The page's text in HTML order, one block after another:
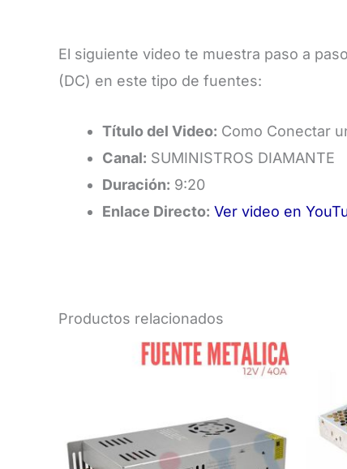
El siguiente video te muestra paso a
(DC) en este tipo de fuentes:
Título del Video: Como Conectar
Canal: SUMINISTROS DIAMANTE
Duración: 9:20
Enlace Directo: Ver video en
Productos relacionados